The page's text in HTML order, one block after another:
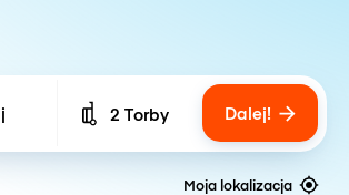
Number of bags
2 Torby Dalej!
Moja lokalizacja